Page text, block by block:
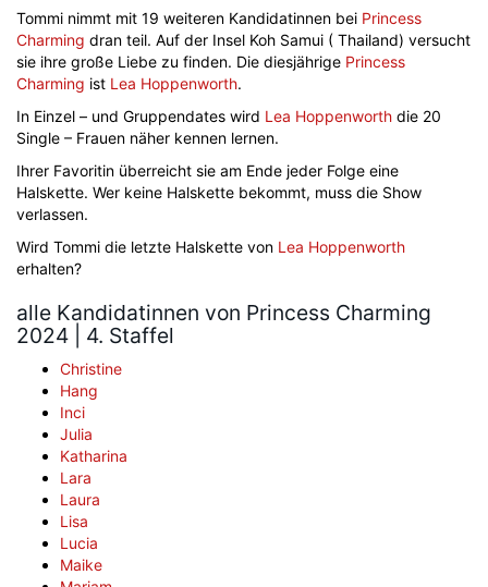
Tommi nimmt mit 19 weiteren Kandidatinnen bei Princess
Charming dran teil. Auf der Insel Koh Samui ( Thailand) versucht
sie ihre große Liebe zu finden. Die diesjährige Princess
Charming ist Lea Hoppenworth.
In Einzel – und Gruppendates wird Lea Hoppenworth die 20
Single – Frauen näher kennen lernen.
Ihrer Favoritin überreicht sie am Ende jeder Folge eine
Halskette. Wer keine Halskette bekommt, muss die Show
verlassen.
Wird Tommi die letzte Halskette von Lea Hoppenworth
erhalten?
alle Kandidatinnen von Princess Charming
2024 | 4. Staffel
Christine
Hang
Inci
Julia
Katharina
Lara
Laura
Lisa
Lucia
Maike